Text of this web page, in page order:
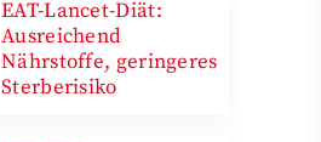
EAT-Lancet-Diät:
Ausreichend
Nährstoffe, geringeres
Sterberisiko